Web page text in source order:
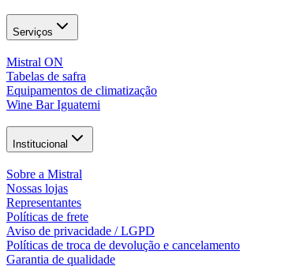
Serviços
Mistral ON
Tabelas de safra
Equipamentos de climatização
Wine Bar Iguatemi
Institucional
Sobre a Mistral
Nossas lojas
Representantes
Políticas de frete
Aviso de privacidade / LGPD
Políticas de troca de devolução e cancelamento
Garantia de qualidade